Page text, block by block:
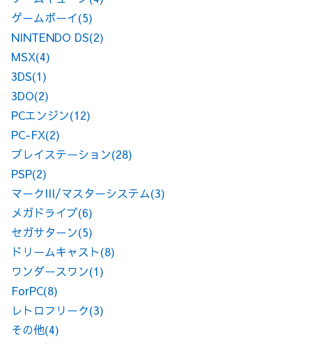
ゲームボーイ(5)
NINTENDO DS(2)
MSX(4)
3DS(1)
3DO(2)
PCエンジン(12)
PC-FX(2)
プレイステーション(28)
PSP(2)
マークIII/マスターシステム(3)
メガドライブ(6)
セガサターン(5)
ドリームキャスト(8)
ワンダースワン(1)
ForPC(8)
レトロフリーク(3)
その他(4)